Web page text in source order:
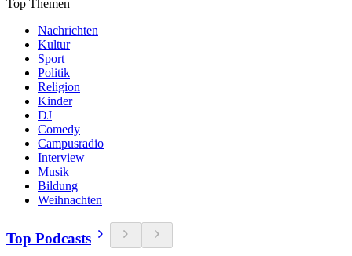
Top Themen
Nachrichten
Kultur
Sport
Politik
Religion
Kinder
DJ
Comedy
Campusradio
Interview
Musik
Bildung
Weihnachten
Top Podcasts